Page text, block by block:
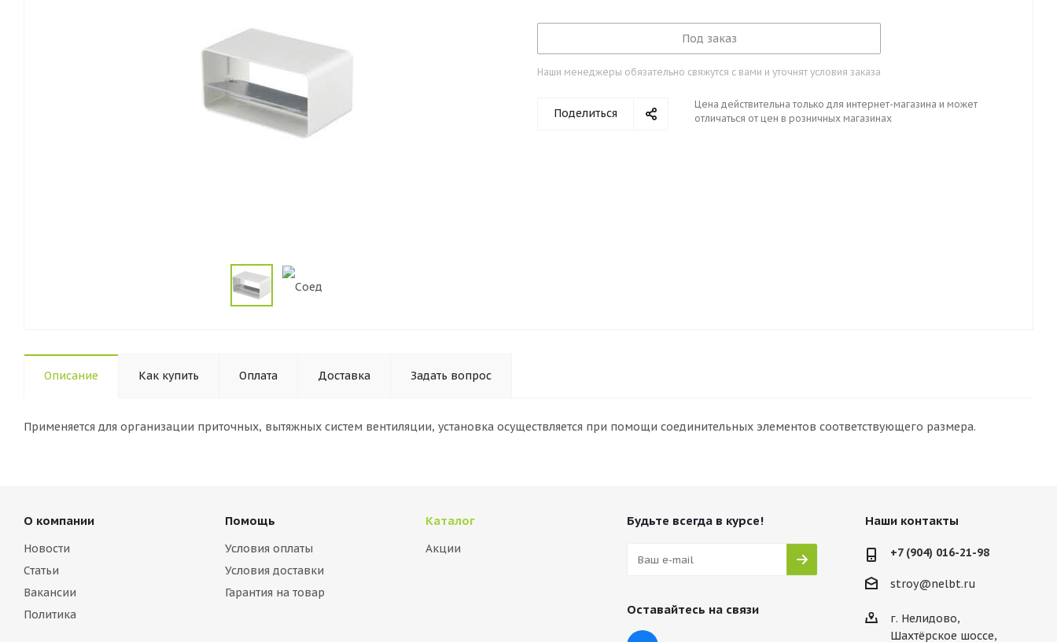
Под заказ
Наши менеджеры обязательно свяжутся с вами и уточнят условия заказа
Поделиться
Цена действительна только для интернет-магазина и может
отличаться от цен в розничных магазинах
Описание Как купить Оплата Доставка Задать вопрос
Применяется для организации приточных, вытяжных систем вентиляции, установка осуществляется при помощи соединительных элементов соответствующего размера.
О компании
Новости
Статьи
Вакансии
Политика
Помощь
Условия оплаты
Условия доставки
Гарантия на товар
Каталог
Акции
Будьте всегда в курсе!
Оставайтесь на связи
Наши контакты
+7 (904) 016-21-98
stroy@nelbt.ru
г. Нелидово,
Шахтёрское шоссе,